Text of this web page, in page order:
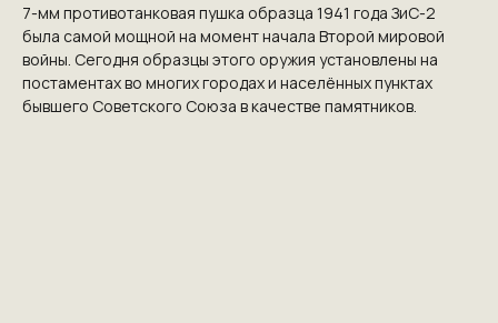
7-мм противотанковая пушка образца 1941 года ЗиС-2
была самой мощной на момент начала Второй мировой
войны. Сегодня образцы этого оружия установлены на
постаментах во многих городах и населённых пунктах
бывшего Советского Союза в качестве памятников.